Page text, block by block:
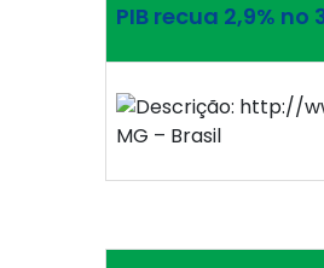
PIB recua 2,9%
MG – Brasil